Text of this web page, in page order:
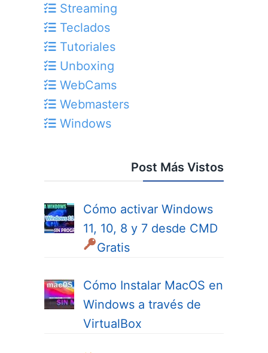
Streaming
Teclados
Tutoriales
Unboxing
WebCams
Webmasters
Windows
Post Más Vistos
Cómo activar Windows
11, 10, 8 y 7 desde CMD
Gratis
Cómo Instalar MacOS en
Windows a través de
VirtualBox